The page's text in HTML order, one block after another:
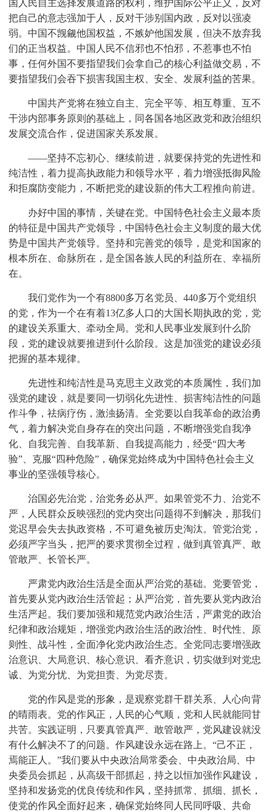
国人民自主选择发展道路的权利，维护国际公平正义，反对
把自己的意志强加于人，反对干涉别国内政，反对以强凌
弱。中国不觊觎他国权益，不嫉妒他国发展，但决不放弃我
们的正当权益。中国人民不信邪也不怕邪，不惹事也不怕
事，任何外国不要指望我们会拿自己的核心利益做交易，不
要指望我们会吞下损害我国主权、安全、发展利益的苦果。
中国共产党将在独立自主、完全平等、相互尊重、互不
干涉内部事务原则的基础上，同各国各地区政党和政治组织
发展交流合作，促进国家关系发展。
——坚持不忘初心、继续前进，就要保持党的先进性和
纯洁性，着力提高执政能力和领导水平，着力增强抵御风险
和拒腐防变能力，不断把党的建设新的伟大工程推向前进。
办好中国的事情，关键在党。中国特色社会主义最本质
的特征是中国共产党领导，中国特色社会主义制度的最大优
势是中国共产党领导。坚持和完善党的领导，是党和国家的
根本所在、命脉所在，是全国各族人民的利益所在、幸福所
在。
我们党作为一个有8800多万名党员、440多万个党组织
的党，作为一个在有着13亿多人口的大国长期执政的党，党
的建设关系重大、牵动全局。党和人民事业发展到什么阶
段，党的建设就要推进到什么阶段。这是加强党的建设必须
把握的基本规律。
先进性和纯洁性是马克思主义政党的本质属性，我们加
强党的建设，就是要同一切弱化先进性、损害纯洁性的问题
作斗争，祛病疗伤，激浊扬清。全党要以自我革命的政治勇
气，着力解决党自身存在的突出问题，不断增强党自我净
化、自我完善、自我革新、自我提高能力，经受“四大考
验”、克服“四种危险”，确保党始终成为中国特色社会主义
事业的坚强领导核心。
治国必先治党，治党务必从严。如果管党不力、治党不
严，人民群众反映强烈的党内突出问题得不到解决，那我们
党迟早会失去执政资格，不可避免被历史淘汰。管党治党，
必须严字当头，把严的要求贯彻全过程，做到真管真严、敢
管敢严、长管长严。
严肃党内政治生活是全面从严治党的基础。党要管党，
首先要从党内政治生活管起；从严治党，首先要从党内政治
生活严起。我们要加强和规范党内政治生活，严肃党的政治
纪律和政治规矩，增强党内政治生活的政治性、时代性、原
则性、战斗性，全面净化党内政治生态。全党同志要增强政
治意识、大局意识、核心意识、看齐意识，切实做到对党忠
诚、为党分忧、为党担责、为党尽责。
党的作风是党的形象，是观察党群干群关系、人心向背
的晴雨表。党的作风正，人民的心气顺，党和人民就能同甘
共苦。实践证明，只要真管真严、敢管敢严，党风建设就没
有什么解决不了的问题。作风建设永远在路上。“己不正，
焉能正人。”我们要从中央政治局常委会、中央政治局、中
央委员会抓起，从高级干部抓起，持之以恒加强作风建设，
坚持和发扬党的优良传统和作风，坚持抓常、抓细、抓长，
使党的作风全面好起来，确保党始终同人民同呼吸、共命